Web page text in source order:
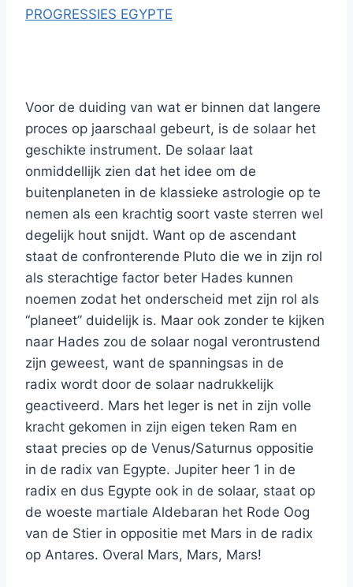
PROGRESSIES EGYPTE
Voor de duiding van wat er binnen dat langere
proces op jaarschaal gebeurt, is de solaar het
geschikte instrument. De solaar laat
onmiddellijk zien dat het idee om de
buitenplaneten in de klassieke astrologie op te
nemen als een krachtig soort vaste sterren wel
degelijk hout snijdt. Want op de ascendant
staat de confronterende Pluto die we in zijn rol
als sterachtige factor beter Hades kunnen
noemen zodat het onderscheid met zijn rol als
“planeet” duidelijk is. Maar ook zonder te kijken
naar Hades zou de solaar nogal verontrustend
zijn geweest, want de spanningsas in de
radix wordt door de solaar nadrukkelijk
geactiveerd. Mars het leger is net in zijn volle
kracht gekomen in zijn eigen teken Ram en
staat precies op de Venus/Saturnus oppositie
in de radix van Egypte. Jupiter heer 1 in de
radix en dus Egypte ook in de solaar, staat op
de woeste martiale Aldebaran het Rode Oog
van de Stier in oppositie met Mars in de radix
op Antares. Overal Mars, Mars, Mars!